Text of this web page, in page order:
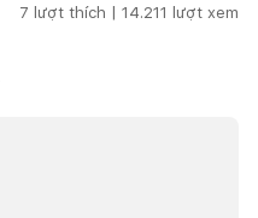
7 lượt thích | 14.211 lượt xem